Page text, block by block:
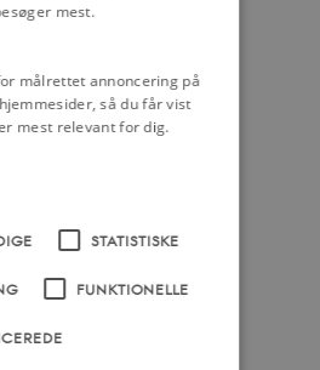
i efterkrigstiden, 1945-1965
Mode og identitet
integration før 1973
landskab i 1970'erne
mest.
målrettet annoncering på
så du får vist
mest relevant for dig.
STATISTISKE
FUNKTIONELLE